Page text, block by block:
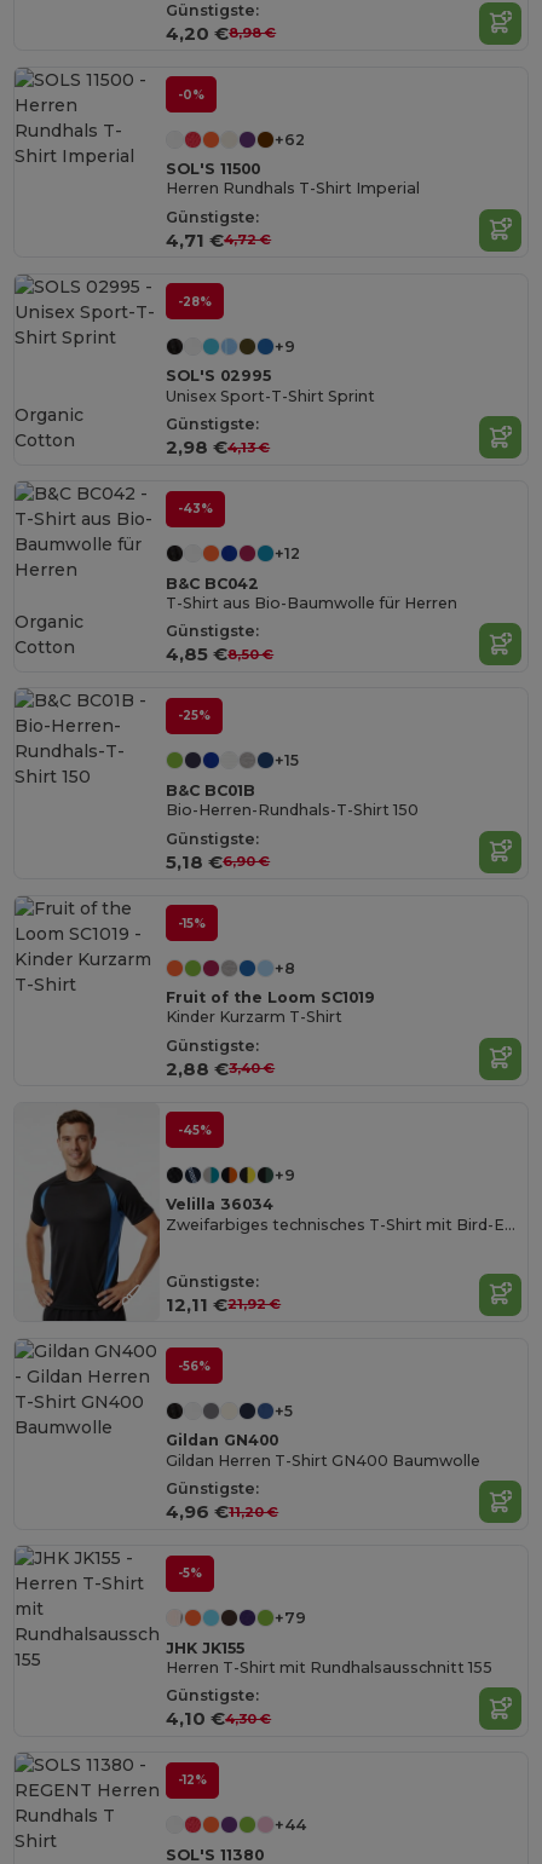
Günstigste:
4,20 €8,98 €
-0%
+62
SOL'S 11500
Herren Rundhals T-Shirt Imperial
Günstigste:
4,71 €4,72 €
-28%
+9
SOL'S 02995
Unisex Sport-T-Shirt Sprint
Günstigste:
2,98 €4,13 €
Organic
Cotton
-43%
+12
B&C BC042
T-Shirt aus Bio-Baumwolle für Herren
Günstigste:
4,85 €8,50 €
Organic
Cotton
-25%
+15
B&C BC01B
Bio-Herren-Rundhals-T-Shirt 150
Günstigste:
5,18 €6,90 €
-15%
+8
Fruit of the Loom SC1019
Kinder Kurzarm T-Shirt
Günstigste:
2,88 €3,40 €
-45%
+9
Velilla 36034
Zweifarbiges technisches T-Shirt mit Bird-Eye-Design (160 g/m²), aus Polyester (100%)
Günstigste:
12,11 €21,92 €
-56%
+5
Gildan GN400
Gildan Herren T-Shirt GN400 Baumwolle
Günstigste:
4,96 €11,20 €
-5%
+79
JHK JK155
Herren T-Shirt mit Rundhalsausschnitt 155
Günstigste:
4,10 €4,30 €
-12%
+44
SOL'S 11380